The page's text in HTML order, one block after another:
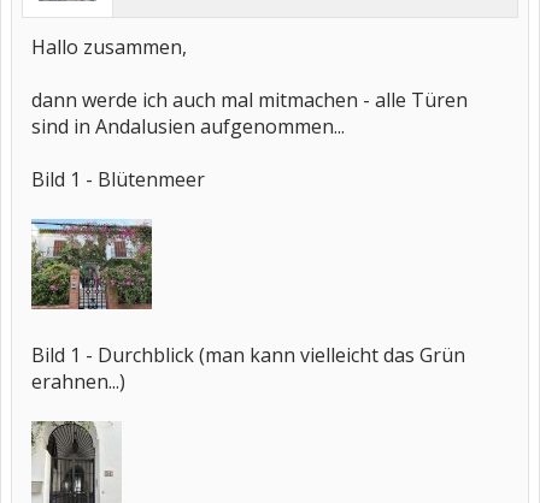
Hallo zusammen,
dann werde ich auch mal mitmachen - alle Türen
sind in Andalusien aufgenommen...
Bild 1 - Blütenmeer
Bild 1 - Durchblick (man kann vielleicht das Grün
erahnen...)